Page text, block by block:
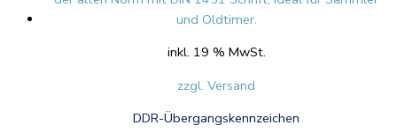
inkl. 19 % MwSt.
zzgl. Versand
DDR-Übergangskennzeichen